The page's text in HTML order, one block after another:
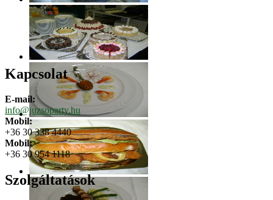
Kapcsolat
E-mail:
info@juzsoparty.hu
Mobil:
+36 30 338 4440
Mobil:
+36 30 954 1118
Szolgáltatások